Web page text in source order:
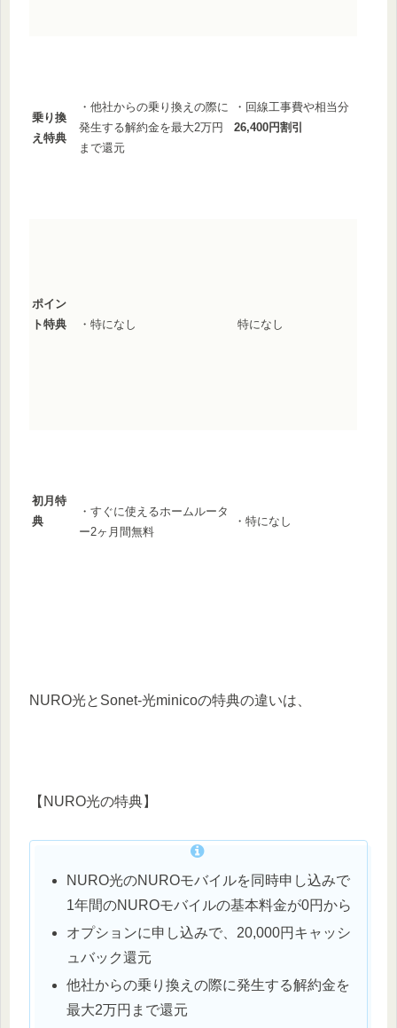
乗り換
え特典
・他社からの乗り換えの際に
発生する解約金を最大2万円
まで還元
・回線工事費や相当分
26,400円割引
ポイン
ト特典
・特になし 特になし
初月特
典
・すぐに使えるホームルータ
ー2ヶ月間無料
・特になし
NURO光とSonet-光minicoの特典の違いは、
【NURO光の特典】
NURO光のNUROモバイルを同時申し込みで
1年間のNUROモバイルの基本料金が0円から
オプションに申し込みで、20,000円キャッシ
ュバック還元
他社からの乗り換えの際に発生する解約金を
最大2万円まで還元